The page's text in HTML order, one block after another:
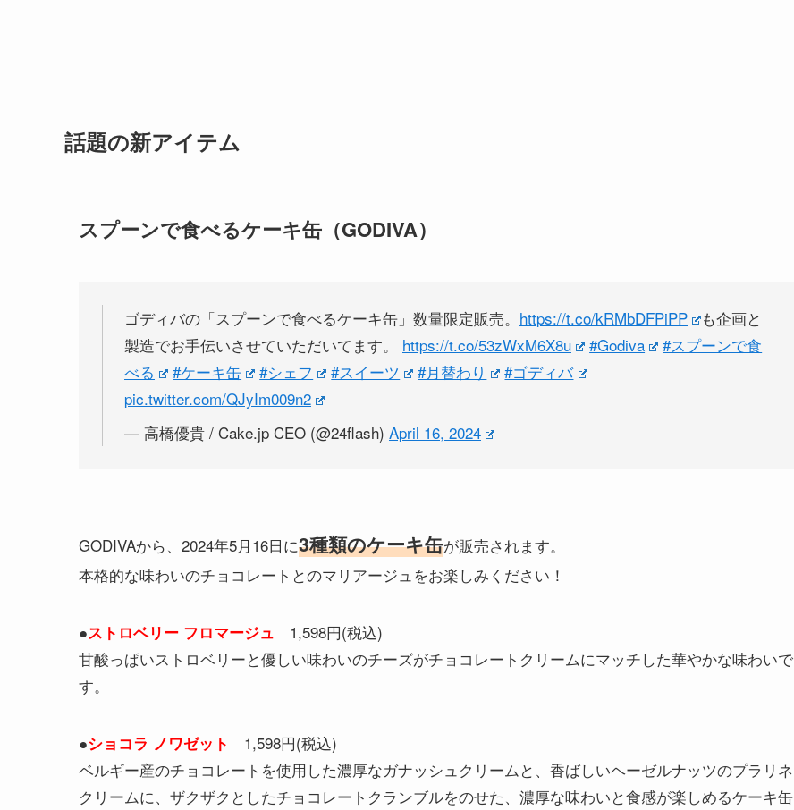
話題の新アイテム
スプーンで食べるケーキ缶（GODIVA）
ゴディバの「スプーンで食べるケーキ缶」数量限定販売。 https://t.co/kRMbDFPiPP
も企画と
製造でお手伝いさせていただいてます。 https://t.co/53zWxM6X8u #Godiva
#スプーンで食
べる
#ケーキ缶 #シェフ #スイーツ #月替わり
#ゴディバ
pic.twitter.com/QJyIm009n2
— 高橋優貴 / Cake.jp CEO (@24flash) April 16, 2024
GODIVAから、2024年5月16日に3種類のケーキ缶が販売されます。
本格的な味わいのチョコレートとのマリアージュをお楽しみください！
●ストロベリー フロマージュ 1,598円(税込)
甘酸っぱいストロベリーと優しい味わいのチーズがチョコレートクリームにマッチした華やかな味わいで
す。
●ショコラ ノワゼット
1,598円(税込)
ベルギー産のチョコレートを使用した濃厚なガナッシュクリームと、香ばしいヘーゼルナッツのプラリネ
クリームに、ザクザクとしたチョコレートクランブルをのせた、濃厚な味わいと食感が楽しめるケーキ缶